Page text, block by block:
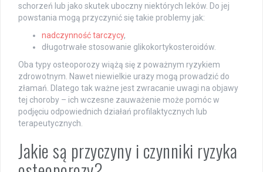
schorzeń lub jako skutek uboczny niektórych leków. Do jej
powstania mogą przyczynić się takie problemy jak:
nadczynność tarczycy,
długotrwałe stosowanie glikokortykosteroidów.
Oba typy osteoporozy wiążą się z poważnym ryzykiem
zdrowotnym. Nawet niewielkie urazy mogą prowadzić do
złamań. Dlatego tak ważne jest zwracanie uwagi na objawy
tej choroby – ich wczesne zauważenie może pomóc w
podjęciu odpowiednich działań profilaktycznych lub
terapeutycznych.
Jakie są przyczyny i czynniki ryzyka